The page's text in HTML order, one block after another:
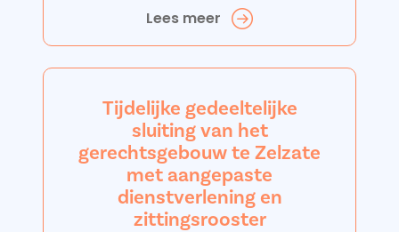
Lees meer
Tijdelijke gedeeltelijke
sluiting van het
gerechtsgebouw te Zelzate
met aangepaste
dienstverlening en
zittingsrooster